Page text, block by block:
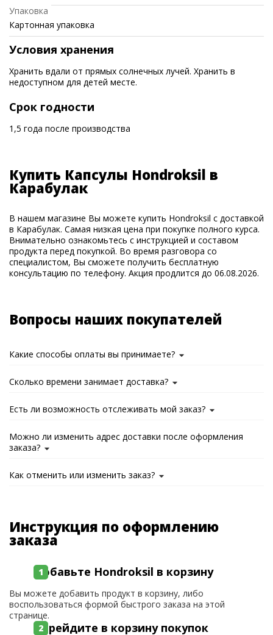
Упаковка
Картонная упаковка
Условия хранения
Хранить вдали от прямых солнечных лучей. Хранить в
недоступном для детей месте.
Срок годности
1,5 года после производства
Купить Капсулы Hondroksil в
Карабулак
В нашем магазине Вы можете купить Hondroksil с доставкой
в Карабулак. Самая низкая цена при покупке полного курса.
Внимательно ознакомьтесь с инструкцией и составом
продукта перед покупкой. Во время разговора со
специалистом, Вы сможете получить бесплатную
консультацию по телефону. Акция продлится до 06.08.2026.
Вопросы наших покупателей
Какие способы оплаты вы принимаете?
Сколько времени занимает доставка?
Есть ли возможность отслеживать мой заказ?
Можно ли изменить адрес доставки после оформления
заказа?
Как отменить или изменить заказ?
Инструкция по оформлению
заказа
Добавьте Hondroksil в корзину
Вы можете добавить продукт в корзину, либо
воспользоваться формой быстрого заказа на этой
странице.
Перейдите в корзину покупок